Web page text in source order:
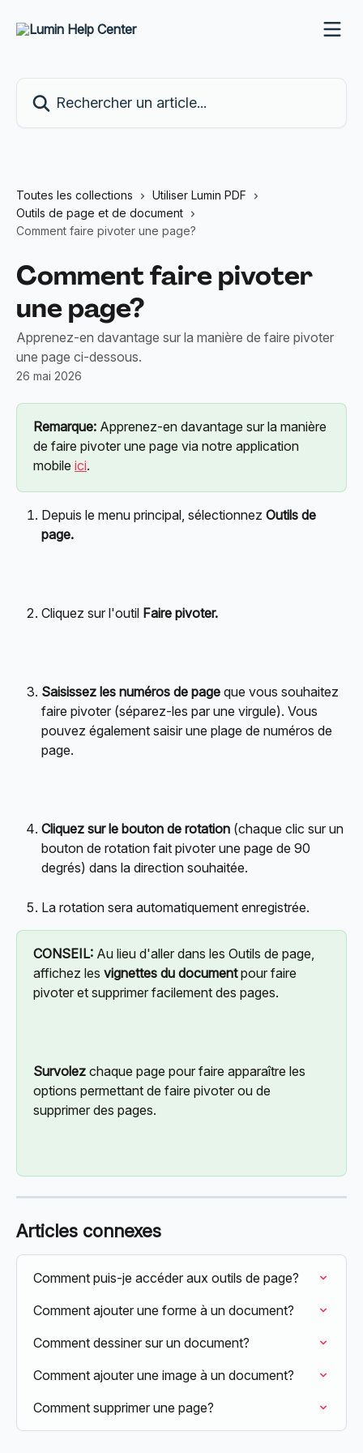
Toutes les collections
Utiliser Lumin PDF
Outils de page et de document
Comment faire pivoter une page?
Comment faire pivoter
une page?
Apprenez-en davantage sur la manière de faire pivoter
une page ci-dessous.
26 mai 2026
Remarque: Apprenez-en davantage sur la manière
de faire pivoter une page via notre application
mobile ici.
Depuis le menu principal, sélectionnez Outils de
page.
Cliquez sur l'outil Faire pivoter.
Saisissez les numéros de page que vous souhaitez
faire pivoter (séparez-les par une virgule). Vous
pouvez également saisir une plage de numéros de
page.
Cliquez sur le bouton de rotation (chaque clic sur un
bouton de rotation fait pivoter une page de 90
degrés) dans la direction souhaitée.
La rotation sera automatiquement enregistrée.
CONSEIL: Au lieu d'aller dans les Outils de page,
affichez les vignettes du document pour faire
pivoter et supprimer facilement des pages.
Survolez chaque page pour faire apparaître les
options permettant de faire pivoter ou de
supprimer des pages.
Articles connexes
Comment puis-je accéder aux outils de page?
Comment ajouter une forme à un document?
Comment dessiner sur un document?
Comment ajouter une image à un document?
Comment supprimer une page?